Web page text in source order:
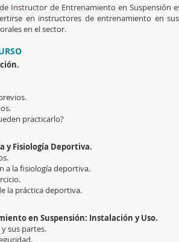
Instructor de Entrenamiento en Suspensión
en instructores de entrenamiento en
en el sector.
practicarlo?
y Fisiología Deportiva.
a la fisiología deportiva.
la práctica deportiva.
en Suspensión: Instalación y Uso.
sus partes.